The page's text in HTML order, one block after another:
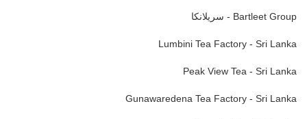
Bartleet Group - سريلانكا
Lumbini Tea Factory - Sri Lanka
Peak View Tea - Sri Lanka
Gunawaredena Tea Factory - Sri Lanka